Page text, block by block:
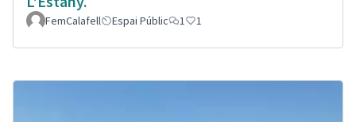
FemCalafell Espai Públic 1 1